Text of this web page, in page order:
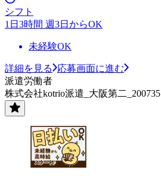
シフト
1日3時間 週3日からOK
未経験OK
詳細を見る
応募画面に進む
派遣労働者
株式会社kotrio派遣_大阪第二_200735